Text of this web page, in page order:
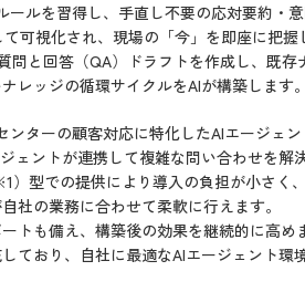
ールを習得し、手直し不要の応対要約・
可視化され、現場の「今」を即座に把
問と回答（QA）ドラフトを作成し、既存
レッジの循環サイクルをAIが構築します。
ターの顧客対応に特化したAIエージェン
ェントが連携して複雑な問い合わせを解
）型での提供により導入の負担が小さく
社の業務に合わせて柔軟に行えます。
トも備え、構築後の効果を継続的に高め
ており、自社に最適なAIエージェント環